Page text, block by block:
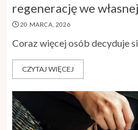
regenerację we
20 MARCA, 2026
Coraz więcej osób decyduje
CZYTAJ WIĘCEJ